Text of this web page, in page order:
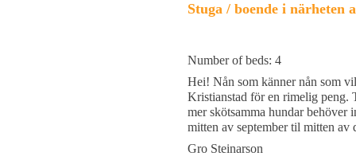
Stuga / boende i närheten
Number of beds: 4
Hei! Nån som känner nån som
Kristianstad för en rimelig peng.
mer skötsamma hundar behöver
mitten av september til mitten av
Gro Steinarson